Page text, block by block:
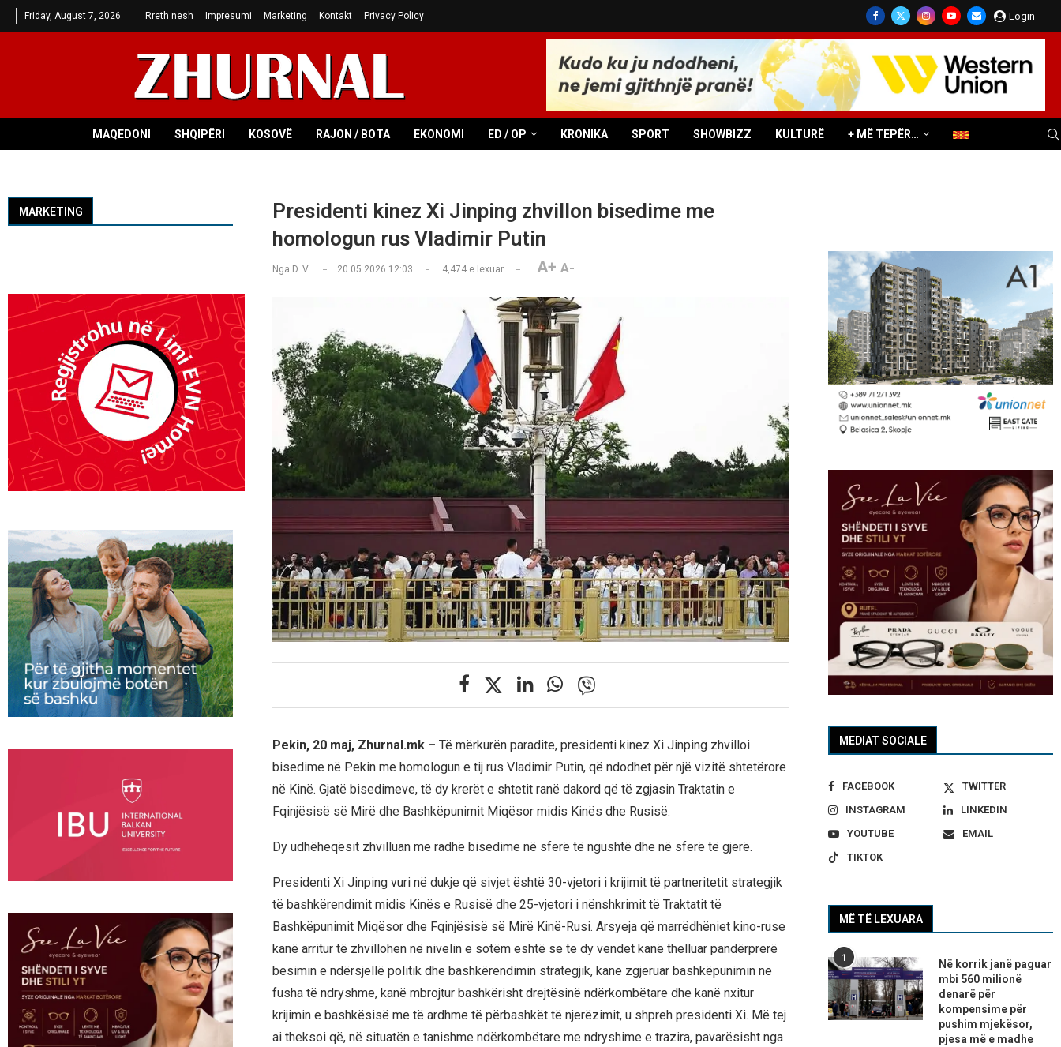
Friday, August 7, 2026 Rreth nesh Impresumi Marketing Kontakt Privacy Policy Login
MAQEDONI SHQIPËRI KOSOVË RAJON / BOTA EKONOMI ED / OP KRONIKA SPORT SHOWBIZZ KULTURË + MË TEPËR…
Presidenti kinez Xi Jinping zhvillon bisedime me
homologun rus Vladimir Putin
Nga D. V. 20.05.2026 12:03 4,474e lexuar A+ A-
Pekin, 20 maj, Zhurnal.mk – Të mërkurën paradite, presidenti kinez Xi Jinping zhvilloi
bisedime në Pekin me homologun e tij rus Vladimir Putin, që ndodhet për një vizitë shtetërore
në Kinë. Gjatë bisedimeve, të dy krerët e shtetit ranë dakord që të zgjasin Traktatin e
Fqinjësisë së Mirë dhe Bashkëpunimit Miqësor midis Kinës dhe Rusisë.
Dy udhëheqësit zhvilluan me radhë bisedime në sferë të ngushtë dhe në sferë të gjerë.
Presidenti Xi Jinping vuri në dukje që sivjet është 30-vjetori i krijimit të partneritetit strategjik
të bashkërendimit midis Kinës e Rusisë dhe 25-vjetori i nënshkrimit të Traktatit të
Bashkëpunimit Miqësor dhe Fqinjësisë së Mirë Kinë-Rusi. Arsyeja që marrëdhëniet kino-ruse
kanë arritur të zhvillohen në nivelin e sotëm është se të dy vendet kanë thelluar pandërprerë
besimin e ndërsjellë politik dhe bashkërendimin strategjik, kanë zgjeruar bashkëpunimin në
fusha të ndryshme, kanë mbrojtur bashkërisht drejtësinë ndërkombëtare dhe kanë nxitur
krijimin e bashkësisë me të ardhme të përbashkët të njerëzimit, u shpreh presidenti Xi. Më tej
ai theksoi që, në situatën e tanishme ndërkombëtare me ndryshime e trazira, pavarësisht nga
MEDIAT SOCIALE
FACEBOOK
TWITTER
INSTAGRAM
LINKEDIN
YOUTUBE
EMAIL
TIKTOK
MË TË LEXUARA
1
Në korrik janë paguar
mbi 560 milionë
denarë për
kompensime për
pushim mjekësor,
pjesa më e madhe
MARKETING